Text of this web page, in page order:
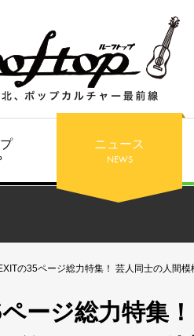
ニュース
NEWS
の35ページ総力特集！ 芸人同士の人間
ージ総力特集